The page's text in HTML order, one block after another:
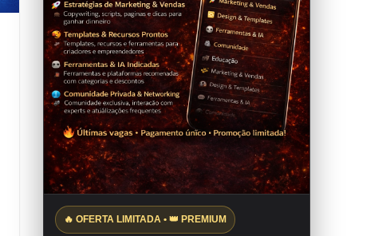
🔥 OFERTA LIMITADA • 👑 PREMIUM